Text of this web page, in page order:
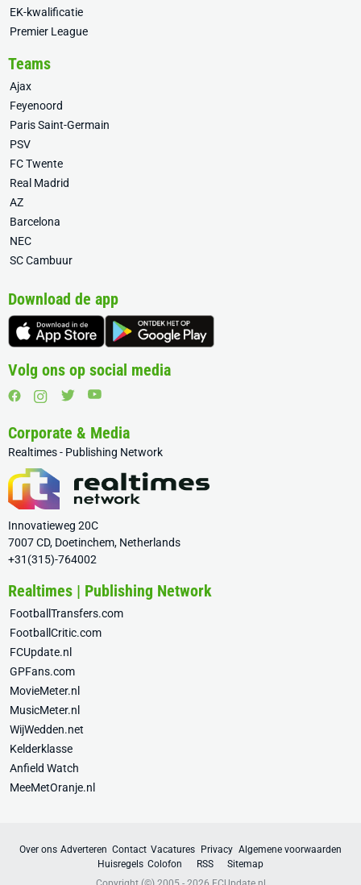
EK-kwalificatie
Premier League
Teams
Ajax
Feyenoord
Paris Saint-Germain
PSV
FC Twente
Real Madrid
AZ
Barcelona
NEC
SC Cambuur
Download de app
Volg ons op social media
Corporate & Media
Realtimes - Publishing Network
Innovatieweg 20C
7007 CD, Doetinchem, Netherlands
+31(315)-764002
Realtimes | Publishing Network
FootballTransfers.com
FootballCritic.com
FCUpdate.nl
GPFans.com
MovieMeter.nl
MusicMeter.nl
WijWedden.net
Kelderklasse
Anfield Watch
MeeMetOranje.nl
Over ons Adverteren Contact Vacatures Privacy Algemene voorwaarden
Huisregels Colofon RSS
Sitemap